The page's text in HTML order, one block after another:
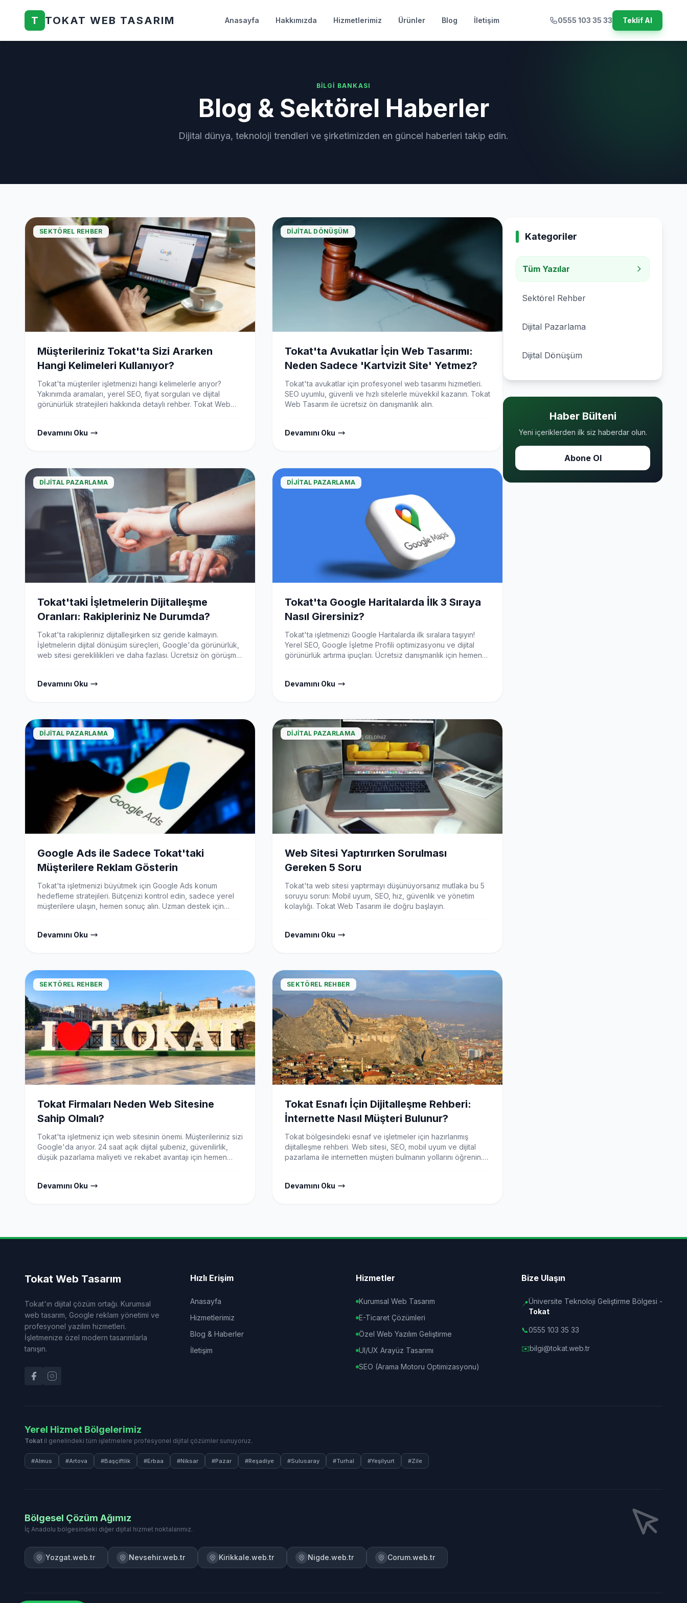
T TOKAT WEB TASARIM Anasayfa Hakkımızda Hizmetlerimiz Ürünler Blog İletişim 0555 103 35 33 Teklif Al
BILGI BANKASI
Blog & Sektörel Haberler
Dijital dünya, teknoloji trendleri ve şirketimizden en güncel haberleri takip edin.
SEKTÖREL REHBER
Müşterileriniz Tokat'ta Sizi Ararken
Hangi Kelimeleri Kullanıyor?
Tokat'ta müşteriler işletmenizi hangi kelimelerle arıyor?
Yakınımda aramaları, yerel SEO, fiyat sorguları ve dijital
görünürlük stratejileri hakkında detaylı rehber. Tokat Web
Devamını Oku
DIJITAL DÖNÜŞÜM
Tokat'ta Avukatlar İçin Web Tasarımı:
Neden Sadece 'Kartvizit Site' Yetmez?
Tokat'ta avukatlar için profesyonel web tasarımı hizmetleri.
SEO uyumlu, güvenli ve hızlı sitelerle müvekkil kazanın. Tokat
Web Tasarım ile ücretsiz ön danışmanlık alın.
Devamını Oku
DIJITAL PAZARLAMA
Tokat'taki İşletmelerin Dijitalleşme
Oranları: Rakipleriniz Ne Durumda?
Tokat'ta rakipleriniz dijitalleşirken siz geride kalmayın.
İşletmelerin dijital dönüşüm süreçleri, Google'da görünürlük,
web sitesi gereklilikleri ve daha fazlası. Ücretsiz ön görüşme
Devamını Oku
DIJITAL PAZARLAMA
Tokat'ta Google Haritalarda İlk 3 Sıraya
Nasıl Girersiniz?
Tokat'ta işletmenizi Google Haritalarda ilk sıralara taşıyın!
Yerel SEO, Google İşletme Profili optimizasyonu ve dijital
görünürlük artırma ipuçları. Ücretsiz danışmanlık için hemen
Devamını Oku
DIJITAL PAZARLAMA
Google Ads ile Sadece Tokat'taki
Müşterilere Reklam Gösterin
Tokat'ta işletmenizi büyütmek için Google Ads konum
hedefleme stratejileri. Bütçenizi kontrol edin, sadece yerel
müşterilere ulaşın, hemen sonuç alın. Uzman destek için
Devamını Oku
DIJITAL PAZARLAMA
Web Sitesi Yaptırırken Sorulması
Gereken 5 Soru
Tokat'ta web sitesi yaptırmayı düşünüyorsanız mutlaka bu 5
soruyu sorun: Mobil uyum, SEO, hız, güvenlik ve yönetim
kolaylığı. Tokat Web Tasarım ile doğru başlayın.
Devamını Oku
SEKTÖREL REHBER
Tokat Firmaları Neden Web Sitesine
Sahip Olmalı?
Tokat'ta işletmeniz için web sitesinin önemi. Müşterileriniz sizi
Google'da arıyor. 24 saat açık dijital şubeniz, güvenilirlik,
düşük pazarlama maliyeti ve rekabet avantajı için hemen
Devamını Oku
SEKTÖREL REHBER
Tokat Esnafı İçin Dijitalleşme Rehberi:
İnternette Nasıl Müşteri Bulunur?
Tokat bölgesindeki esnaf ve işletmeler için hazırlanmış
dijitalleşme rehberi. Web sitesi, SEO, mobil uyum ve dijital
pazarlama ile internetten müşteri bulmanın yollarını öğrenin.
Devamını Oku
Kategoriler
Tüm Yazılar
Sektörel Rehber
Dijital Pazarlama
Dijital Dönüşüm
Haber Bülteni
Yeni içeriklerden ilk siz haberdar olun.
Abone Ol
Tokat Web Tasarım
Tokat'ın dijital çözüm ortağı. Kurumsal
web tasarım, Google reklam yönetimi ve
profesyonel yazılım hizmetleri.
İşletmenize özel modern tasarımlarla
tanışın.
Hızlı Erişim
Anasayfa
Hizmetlerimiz
Blog & Haberler
İletişim
Hizmetler
Kurumsal Web Tasarım
E-Ticaret Çözümleri
Özel Web Yazılım Geliştirme
UI/UX Arayüz Tasarımı
SEO (Arama Motoru Optimizasyonu)
Bize Ulaşın
📍Üniversite Teknoloji Geliştirme Bölgesi -
Tokat
📞0555 103 35 33
✉️bilgi@tokat.web.tr
Yerel Hizmet Bölgelerimiz
Tokat il genelindeki tüm işletmelere profesyonel dijital çözümler sunuyoruz.
#Almus #Artova #Başçiftlik #Erbaa #Niksar #Pazar #Reşadiye #Sulusaray #Turhal #Yeşilyurt #Zile
Bölgesel Çözüm Ağımız
İç Anadolu bölgesindeki diğer dijital hizmet noktalarımız.
Yozgat.web.tr Nevsehir.web.tr Kirikkale.web.tr Nigde.web.tr Corum.web.tr